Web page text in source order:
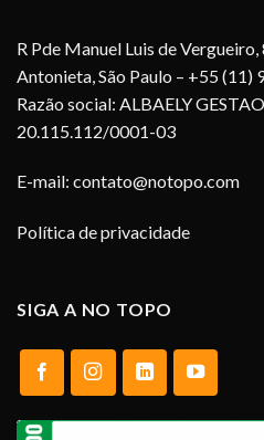
R Pde Manuel Luis de
Antonieta, São Paulo – +55 (11)
Razão social: ALBAELY
20.115.112/0001-03
E-mail: contato@notopo.com
Política de privacidade
SIGA A NO TOPO